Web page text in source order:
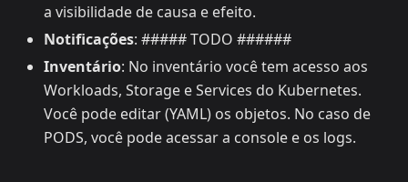
a visibilidade de causa e efeito.
Notificações: ##### TODO ######
Inventário: No inventário você tem acesso aos
Workloads, Storage e Services do Kubernetes.
Você pode editar (YAML) os objetos. No caso de
PODS, você pode acessar a console e os logs.